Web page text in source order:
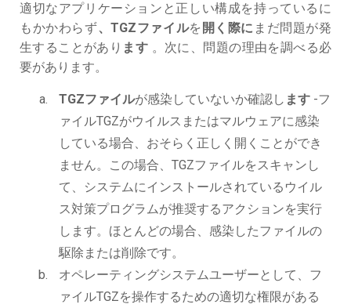
適切なアプリケーションと正しい構成を持っているに
もかかわらず、TGZファイルを 開く際に まだ問題が発
生することがあり ます 。次に、問題の理由を調べる必
要があります。
TGZファイルが感染していないか確認し ます -フ
ァイルTGZがウイルスまたはマルウェアに感染
している場合、おそらく正しく開くことができ
ません。この場合、TGZファイルをスキャンし
て、システムにインストールされているウイル
ス対策プログラムが推奨するアクションを実行
します。ほとんどの場合、感染したファイルの
駆除または削除です。
オペレーティングシステムユーザーとして、フ
ァイルTGZを操作するための適切な権限がある